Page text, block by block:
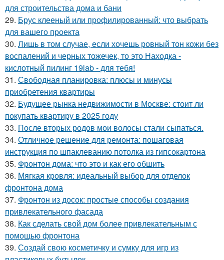
для строительства дома и бани
29. Брус клееный или профилированный: что выбрать
для вашего проекта
30. Лишь в том случае, если хочешь ровный тон кожи без
воспалений и черных тожечек, то это Находка -
кислотный пилинг 19lab - для тебя!
31. Свободная планировка: плюсы и минусы
приобретения квартиры
32. Будущее рынка недвижимости в Москве: стоит ли
покупать квартиру в 2025 году
33. После вторых родов мои волосы стали сыпаться.
34. Отличное решение для ремонта: пошаговая
инструкция по шпаклеванию потолка из гипсокартона
35. Фронтон дома: что это и как его обшить
36. Мягкая кровля: идеальный выбор для отделок
фронтона дома
37. Фронтон из досок: простые способы создания
привлекательного фасада
38. Как сделать свой дом более привлекательным с
помощью фронтона
39. Создай свою косметичку и сумку для игр из